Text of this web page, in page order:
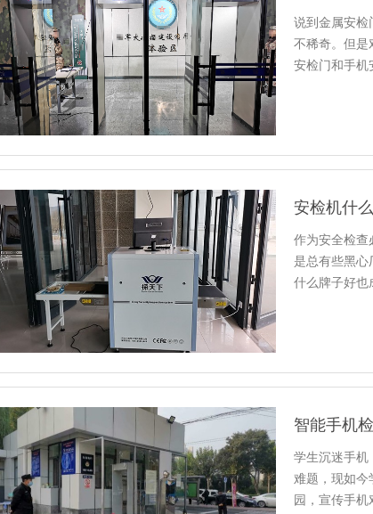
说到金属安检
不稀奇。但是
安检门和手机
安检机什
作为安全检查
是总有些黑心
什么牌子好也
智能手机
学生沉迷手机
难题，现如今
园，宣传手